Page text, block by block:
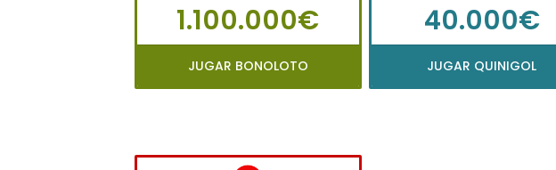
1.100.000€
JUGAR BONOLOTO
40.000€
JUGAR QUINIGOL